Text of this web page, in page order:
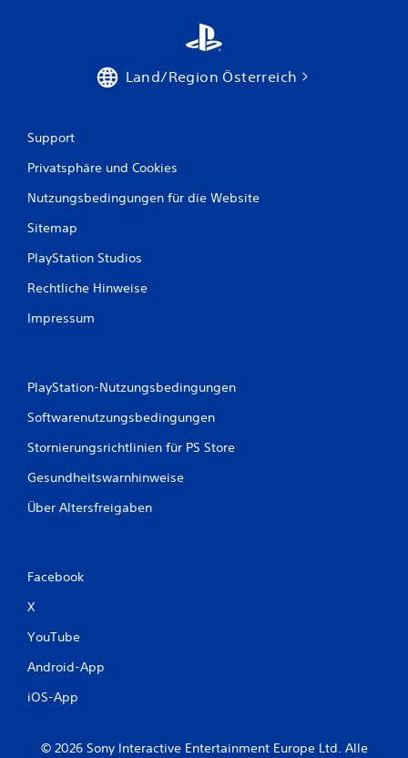
Land/Region Österreich
Support
Privatsphäre und Cookies
Nutzungsbedingungen für die Website
Sitemap
PlayStation Studios
Rechtliche Hinweise
Impressum
PlayStation-Nutzungsbedingungen
Softwarenutzungsbedingungen
Stornierungsrichtlinien für PS Store
Gesundheitswarnhinweise
Über Altersfreigaben
Facebook
X
YouTube
Android-App
iOS-App
© 2026 Sony Interactive Entertainment Europe Ltd. Alle